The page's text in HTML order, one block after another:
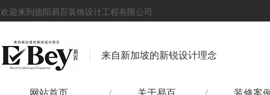
欢迎来到德阳易百装饰设计工程有限公司
来自新加坡的新锐设计理念
网站首页 关于易百 装修案